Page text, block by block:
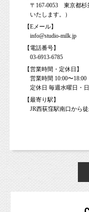
〒167-0053 東京都杉
いたします。）
【Eメール】
info@studio-milk.jp
【電話番号】
03-6913-6785
【営業時間・定休日】
営業時間 10:00〜18:00
定休日 毎週水曜日・
【最寄り駅】
JR西荻窪駅南口から